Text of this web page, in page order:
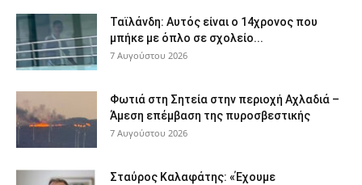
Ταϊλάνδη: Αυτός είναι ο 14χρονος που
μπήκε με όπλο σε σχολείο...
7 Αυγούστου 2026
Φωτιά στη Σητεία στην περιοχή Αχλαδιά –
Άμεση επέμβαση της πυροσβεστικής
7 Αυγούστου 2026
Σταύρος Καλαφάτης: «Έχουμε